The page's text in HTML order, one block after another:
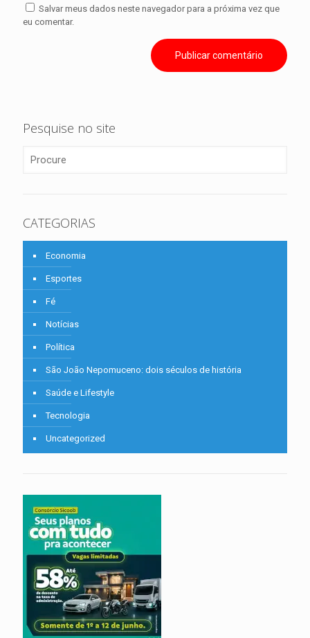
Salvar meus dados neste navegador para a próxima vez que
eu comentar.
Pesquise no site
CATEGORIAS
Economia
Esportes
Fé
Notícias
Política
São João Nepomuceno: dois séculos de história
Saúde e Lifestyle
Tecnologia
Uncategorized